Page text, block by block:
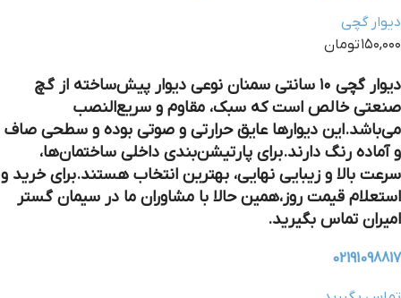
دیوار گچی
۱۵۰,۰۰۰ تومان
دیوار گچی ۱۰ سانتی سمنان
نوعی دیوار پیش‌ساخته از گچ
صنعتی خالص است که سبک، مقاوم و سریع‌النصب
می‌باشد.این دیوارها عایق حرارتی و صوتی بوده و سطحی صاف
و آماده رنگ دارند.برای پارتیشن‌بندی داخلی ساختمان‌ها،
سرعت بالا و زیبایی نهایی، بهترین انتخاب هستند.برای خرید و
استعلام قیمت روز،همین حالا با مشاوران ما در سیمان گستر
امیران تماس بگیرید.
02191098817